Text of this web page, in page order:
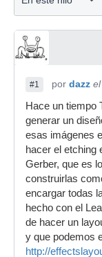
#1 por dazz
Hace un tiempo
generar un
esas imágenes
hacer el etching
Gerber, que es
construirlas
encargar todas
hecho con el
de hacer un
y que podemos
http://